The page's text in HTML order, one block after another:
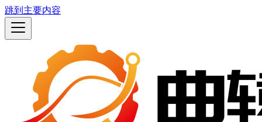
跳到主要内容